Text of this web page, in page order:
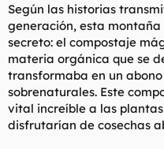
Según las historias
generación, esta
secreto: el compostaje
materia orgánica que se
transformaba en un
sobrenaturales. Este
vital increíble a las
disfrutarían de cosechas